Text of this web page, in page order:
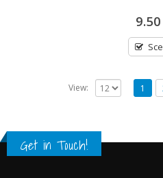
9.50
View: 1
Get in Touch!